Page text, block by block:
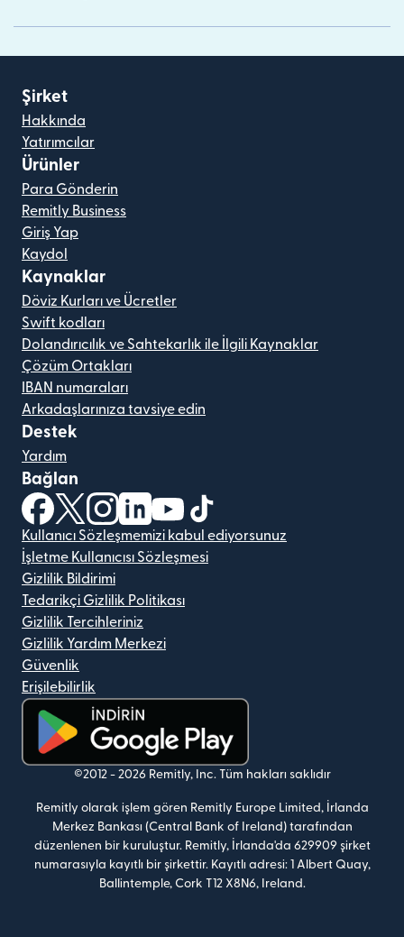
Şirket
Hakkında
Yatırımcılar
Ürünler
Para Gönderin
Remitly Business
Giriş Yap
Kaydol
Kaynaklar
Döviz Kurları ve Ücretler
Swift kodları
Dolandırıcılık ve Sahtekarlık ile İlgili Kaynaklar
Çözüm Ortakları
IBAN numaraları
Arkadaşlarınıza tavsiye edin
Destek
Yardım
Bağlan
(yeni pencerede açılır)
(yeni pencerede açılır)
(yeni pencerede açılır)
(yeni pencerede açılır)
(yeni pencerede açılır)
Kullanıcı Sözleşmemizi kabul ediyorsunuz
İşletme Kullanıcısı Sözleşmesi
Gizlilik Bildirimi
Tedarikçi Gizlilik Politikası
Gizlilik Tercihleriniz
Gizlilik Yardım Merkezi
Güvenlik
Erişilebilirlik
(yeni pencerede açılır)
©2012 - 2026 Remitly, Inc. Tüm hakları saklıdır
Remitly olarak işlem gören Remitly Europe Limited, İrlanda
Merkez Bankası (Central Bank of Ireland) tarafından
düzenlenen bir kuruluştur. Remitly, İrlanda'da 629909 şirket
numarasıyla kayıtlı bir şirkettir. Kayıtlı adresi: 1 Albert Quay,
Ballintemple, Cork T12 X8N6, Ireland.